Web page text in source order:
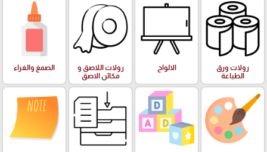
رولات ورق
الطباعة
الالواح
رولات اللاصق و
مكائن الاصق
الصمغ والغراء